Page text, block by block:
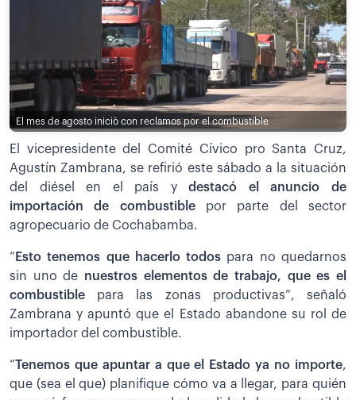
El mes de agosto iniciò con reclamos por el combustible
El vicepresidente del Comité Cívico pro Santa Cruz,
Agustín Zambrana, se refirió este sábado a la situación
del diésel en el país ydestacó el anuncio de
importación de combustible por parte del sector
agropecuario de Cochabamba.
“ Esto tenemos que hacerlo todos para no quedarnos
sin uno de nuestros elementos de trabajo, que es el
combustible para las zonas productivas”, señaló
Zambrana y apuntó que el Estado abandone su rol de
importador del combustible.
“Tenemos que apuntar a que el Estado ya no importe,
que (sea el que) planifique cómo va a llegar, para quién